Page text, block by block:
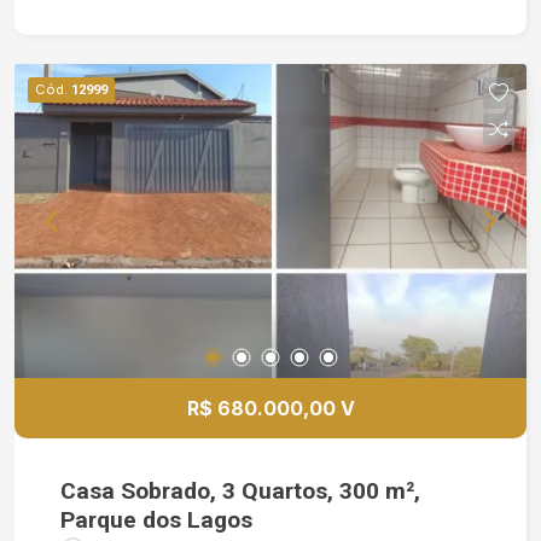
Automação via Alexa: câmeras de segurança,
iluminação e mais Cerca elétrica com acesso
remoto Ar-condicionado em todos os ambientes
Pintura nova, casa pronta para morar!
Cód. 12999
R$ 680.000,00 V
Casa Sobrado, 3 Quartos, 300 m²,
Parque dos Lagos